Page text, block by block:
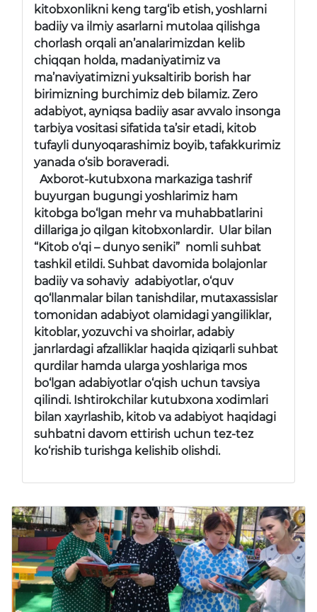
kitobxonlikni keng targ‘ib etish, yoshlarni
badiiy va ilmiy asarlarni mutolaa qilishga
chorlash orqali an’analarimizdan kelib
chiqqan holda, madaniyatimiz va
ma’naviyatimizni yuksaltirib borish har
birimizning burchimiz deb bilamiz. Zero
adabiyot, ayniqsa badiiy asar avvalo insonga
tarbiya vositasi sifatida ta’sir etadi, kitob
tufayli dunyoqarashimiz boyib, tafakkurimiz
yanada o‘sib boraveradi.
Axborot-kutubxona markaziga tashrif
buyurgan bugungi yoshlarimiz ham
kitobga bo‘lgan mehr va muhabbatlarini
dillariga jo qilgan kitobxonlardir. Ular bilan
“Kitob o‘qi – dunyo seniki” nomli suhbat
tashkil etildi. Suhbat davomida bolajonlar
badiiy va sohaviy adabiyotlar, o‘quv
qo‘llanmalar bilan tanishdilar, mutaxassislar
tomonidan adabiyot olamidagi yangiliklar,
kitoblar, yozuvchi va shoirlar, adabiy
janrlardagi afzalliklar haqida qiziqarli suhbat
qurdilar hamda ularga yoshlariga mos
bo‘lgan adabiyotlar o‘qish uchun tavsiya
qilindi. Ishtirokchilar kutubxona xodimlari
bilan xayrlashib, kitob va adabiyot haqidagi
suhbatni davom ettirish uchun tez-tez
ko‘rishib turishga kelishib olishdi.